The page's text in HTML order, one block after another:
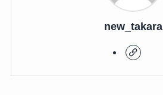
new_takara